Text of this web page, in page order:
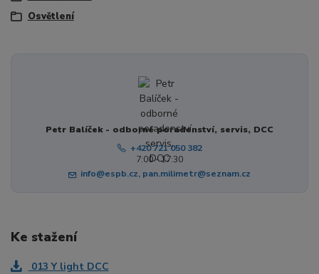
Osvětlení
Petr Balíček - odborné poradenství, servis, DCC
+420 721 050 382
7:00 - 17:30
info@espb.cz, pan.milimetr@seznam.cz
Ke stažení
013 Y light DCC